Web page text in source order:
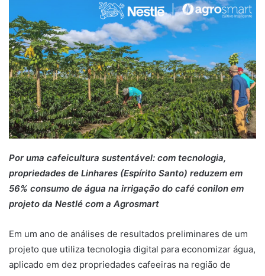
Por uma cafeicultura sustentável: com tecnologia,
propriedades de Linhares (Espírito Santo) reduzem em
56% consumo de água na irrigação do café conilon em
projeto da Nestlé com a Agrosmart
Em um ano de análises de resultados preliminares de um
projeto que utiliza tecnologia digital para economizar água,
aplicado em dez propriedades cafeeiras na região de